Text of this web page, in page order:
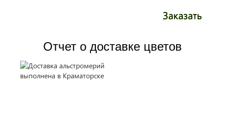
Заказать
Отчет о доставке цветов